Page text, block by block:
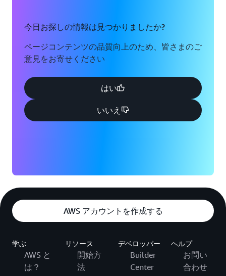
今日お探しの情報は見つかりましたか?
ページコンテンツの品質向上のため、皆さまのご
意見をお寄せください
はい
いいえ
AWS アカウントを作成する
学ぶ
AWS と
は？
リソース
開始方
法
デベロッパー
Builder
Center
ヘルプ
お問い
合わせ